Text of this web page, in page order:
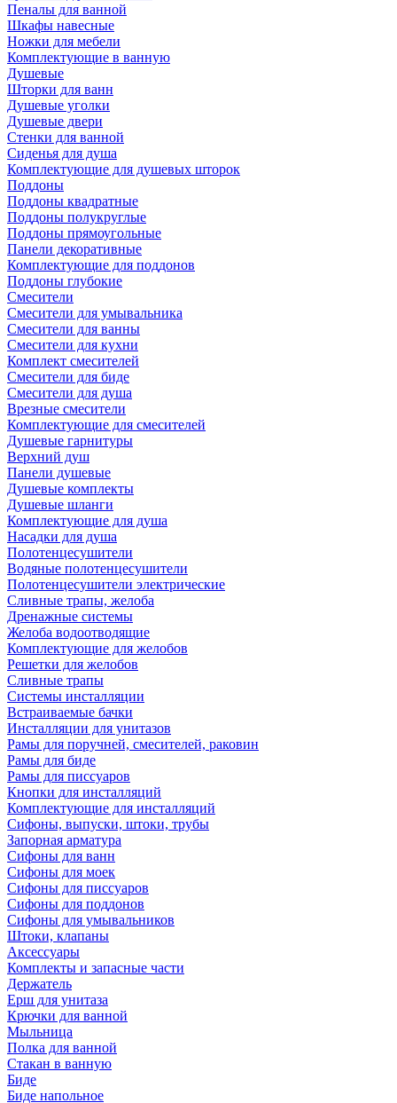
Пеналы для ванной
Шкафы навесные
Ножки для мебели
Комплектующие в ванную
Душевые
Шторки для ванн
Душевые уголки
Душевые двери
Стенки для ванной
Сиденья для душа
Комплектующие для душевых шторок
Поддоны
Поддоны квадратные
Поддоны полукруглые
Поддоны прямоугольные
Панели декоративные
Комплектующие для поддонов
Поддоны глубокие
Смесители
Смесители для умывальника
Смесители для ванны
Смесители для кухни
Комплект смесителей
Смесители для биде
Смесители для душа
Врезные смесители
Комплектующие для смесителей
Душевые гарнитуры
Верхний душ
Панели душевые
Душевые комплекты
Душевые шланги
Комплектующие для душа
Насадки для душа
Полотенцесушители
Водяные полотенцесушители
Полотенцесушители электрические
Сливные трапы, желоба
Дренажные системы
Желоба водоотводящие
Комплектующие для желобов
Решетки для желобов
Сливные трапы
Системы инсталляции
Встраиваемые бачки
Инсталляции для унитазов
Рамы для поручней, смесителей, раковин
Рамы для биде
Рамы для писсуаров
Кнопки для инсталляций
Комплектующие для инсталляций
Сифоны, выпуски, штоки, трубы
Запорная арматура
Сифоны для ванн
Сифоны для моек
Сифоны для писсуаров
Сифоны для поддонов
Сифоны для умывальников
Штоки, клапаны
Аксессуары
Комплекты и запасные части
Держатель
Ерш для унитаза
Крючки для ванной
Мыльница
Полка для ванной
Стакан в ванную
Биде
Биде напольное